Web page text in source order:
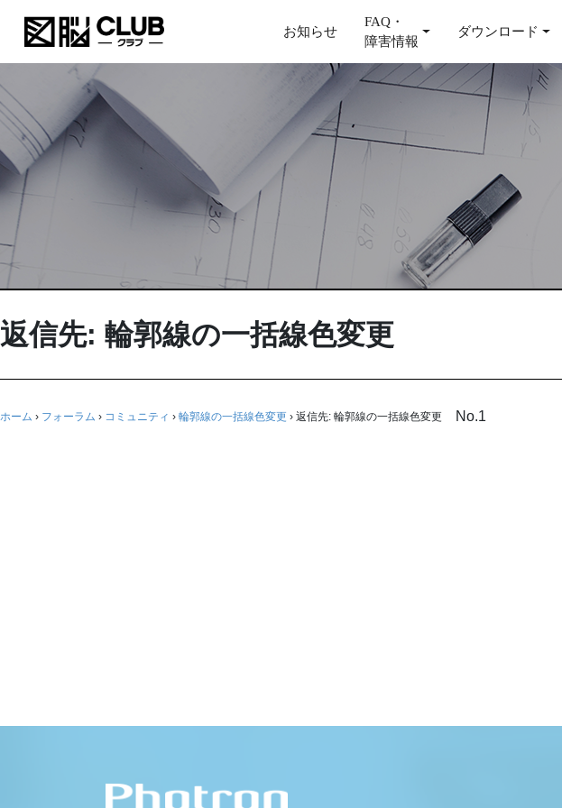
お知らせ
FAQ・
障害情報
ダウンロード
返信先: 輪郭線の一括線色変更
ホーム › フォーラム › コミュニティ › 輪郭線の一括線色変更 › 返信先: 輪郭線の一括線色変更 No.1